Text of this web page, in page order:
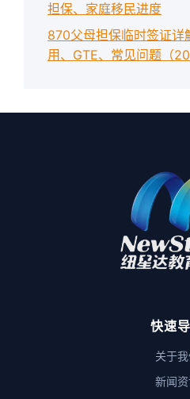
担保、家庭移民进度
870父母担保临时签证详
用、GTE、常见问题（
快速
关于
新闻资